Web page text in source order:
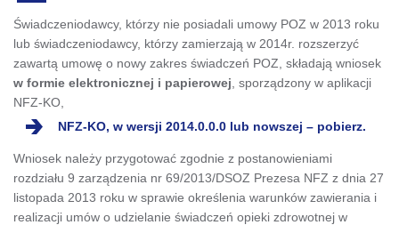
Świadczeniodawcy, którzy nie posiadali umowy POZ w 2013 roku
lub świadczeniodawcy, którzy zamierzają w 2014r. rozszerzyć
zawartą umowę o nowy zakres świadczeń POZ, składają wniosek
w formie elektronicznej i papierowej , sporządzony w aplikacji
NFZ-KO,
NFZ-KO, w wersji 2014.0.0.0 lub nowszej – pobierz.
Wniosek należy przygotować zgodnie z postanowieniami
rozdziału 9 zarządzenia nr 69/2013/DSOZ Prezesa NFZ z dnia 27
listopada 2013 roku w sprawie określenia warunków zawierania i
realizacji umów o udzielanie świadczeń opieki zdrowotnej w